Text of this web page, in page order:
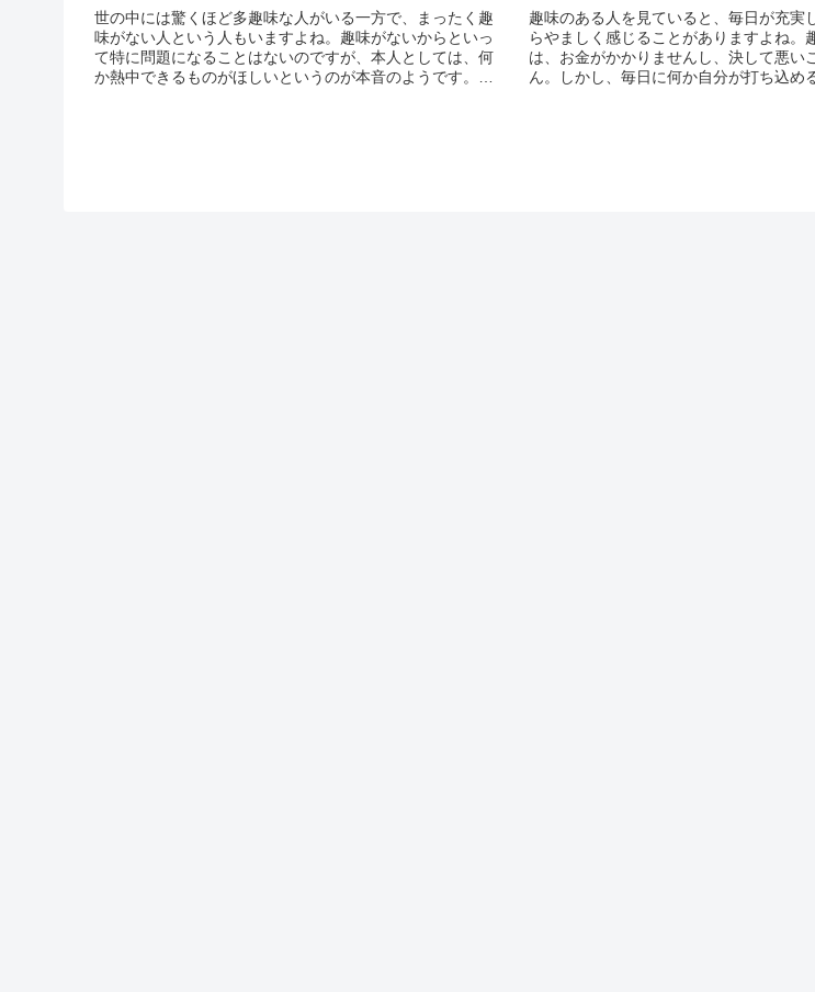
世の中には驚くほど多趣味な人がいる一方で、まったく趣
味がない人という人もいますよね。趣味がないからといっ
て特に問題になることはないのですが、本人としては、何
か熱中できるものがほしいというのが本音のようです。た
趣味のある人を見ていると、毎日が充実
らやましく感じることがありますよね。
は、お金がかかりませんし、決して悪い
ん。しかし、毎日に何か自分が打ち込め